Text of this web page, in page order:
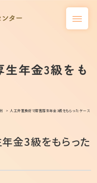
年金3級をも
人工弁置換術で障害厚生年金3級をもらったケース
金3級をもらった